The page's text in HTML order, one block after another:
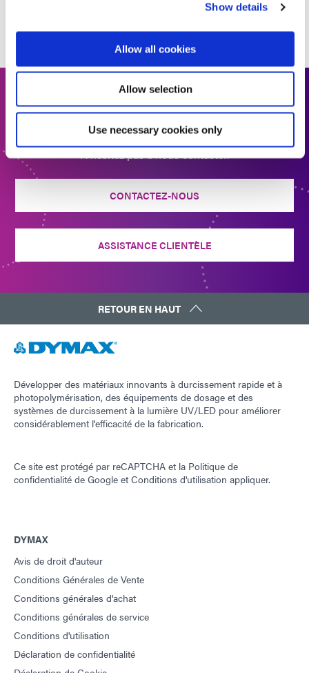
Show details
Allow all cookies
Allow selection
Use necessary cookies only
Entrer en contact
Vous souhaitez en savoir plus ou avez des questions ?
N'hésitez pas à nous contacter.
CONTACTEZ-NOUS
ASSISTANCE CLIENTÈLE
RETOUR EN HAUT
Développer des matériaux innovants à durcissement rapide et à
photopolymérisation, des équipements de dosage et des
systèmes de durcissement à la lumière UV/LED pour améliorer
considérablement l'efficacité de la fabrication.
Ce site est protégé par reCAPTCHA et la Politique de
confidentialité de Google etConditions d'utilisation appliquer.
DYMAX
Avis de droit d'auteur
Conditions Générales de Vente
Conditions générales d'achat
Conditions générales de service
Conditions d'utilisation
Déclaration de confidentialité